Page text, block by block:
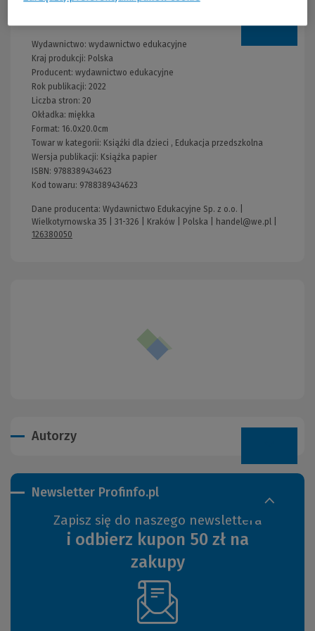
Wydawnictwo: wydawnictwo edukacyjne
Kraj produkcji: Polska
Producent: wydawnictwo edukacyjne
Rok publikacji: 2022
Liczba stron: 20
Okładka: miękka
Format: 16.0x20.0cm
Towar w kategorii: Książki dla dzieci , Edukacja przedszkolna
Wersja publikacji: Książka papier
ISBN: 9788389434623
Kod towaru: 9788389434623
Dane producenta: Wydawnictwo Edukacyjne Sp. z o.o. |
Wielkotyrnowska 35 | 31-326 | Kraków | Polska |
handel@we.pl
126380050
Autorzy
Newsletter Profinfo.pl
Zapisz się do naszego newslettera
i odbierz kupon 50 zł na
zakupy
(Nowe
okno)